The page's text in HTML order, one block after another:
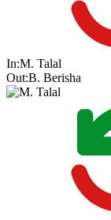
In:M. Talal
Out:B. Berisha